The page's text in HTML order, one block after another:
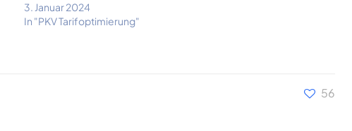
3. Januar 2024
In "PKV Tarifoptimierung"
56